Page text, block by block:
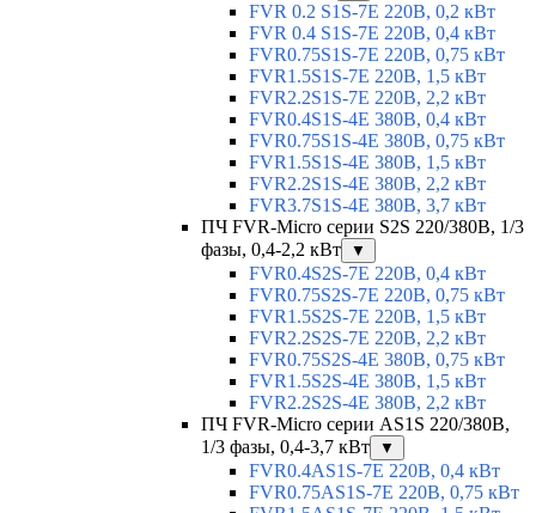
FVR 0.2 S1S-7E 220В, 0,2 кВт
FVR 0.4 S1S-7E 220В, 0,4 кВт
FVR0.75S1S-7E 220В, 0,75 кВт
FVR1.5S1S-7E 220В, 1,5 кВт
FVR2.2S1S-7E 220В, 2,2 кВт
FVR0.4S1S-4E 380В, 0,4 кВт
FVR0.75S1S-4E 380В, 0,75 кВт
FVR1.5S1S-4E 380В, 1,5 кВт
FVR2.2S1S-4E 380В, 2,2 кВт
FVR3.7S1S-4E 380В, 3,7 кВт
ПЧ FVR-Micro серии S2S 220/380В, 1/3
фазы, 0,4-2,2 кВт
▼
FVR0.4S2S-7E 220В, 0,4 кВт
FVR0.75S2S-7E 220В, 0,75 кВт
FVR1.5S2S-7E 220В, 1,5 кВт
FVR2.2S2S-7E 220В, 2,2 кВт
FVR0.75S2S-4E 380В, 0,75 кВт
FVR1.5S2S-4E 380В, 1,5 кВт
FVR2.2S2S-4E 380В, 2,2 кВт
ПЧ FVR-Micro серии AS1S 220/380В,
1/3 фазы, 0,4-3,7 кВт
▼
FVR0.4AS1S-7E 220В, 0,4 кВт
FVR0.75AS1S-7E 220В, 0,75 кВт